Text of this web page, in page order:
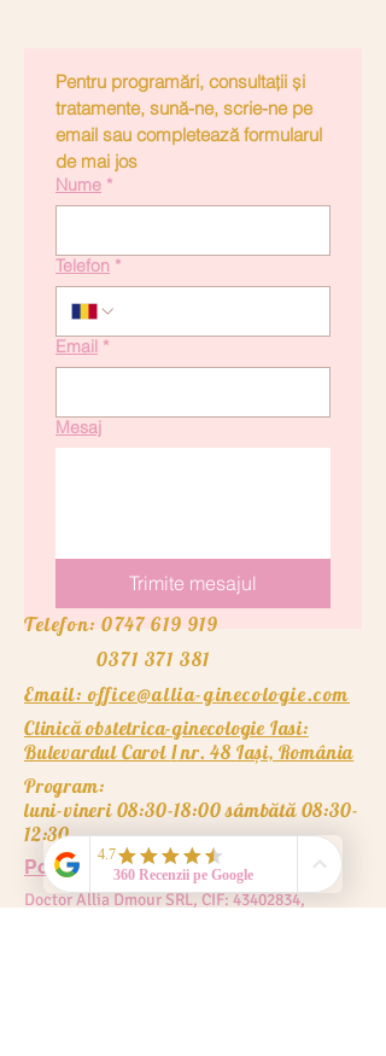
Pentru programări, consultații și
tratamente, sună-ne, scrie-ne pe
email sau completează formularul
de mai jos
Nume *
Telefon *
Email *
Mesaj
Trimite mesajul
Telefon: 0747 619 919
0371 371 381
Email: office@allia-ginecologie.com
Clinică obstetrica-ginecologie Iasi:
Bulevardul Carol Inr. 48 Iași, România
Politică de confidențialitate
Program:
luni-vineri 08:30-18:00 sâmbătă 08:30-
12:30
Doctor Allia Dmour SRL, CIF: 43402834,